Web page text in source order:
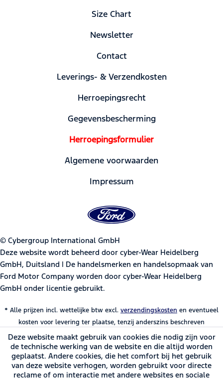
Size Chart
Newsletter
Contact
Leverings- & Verzendkosten
Herroepingsrecht
Gegevensbescherming
Herroepingsformulier
Algemene voorwaarden
Impressum
© Cybergroup International GmbH
Deze website wordt beheerd door cyber-Wear Heidelberg
GmbH, Duitsland | De handelsmerken en handelsopmaak van
Ford Motor Company worden door cyber-Wear Heidelberg
GmbH onder licentie gebruikt.
* Alle prijzen incl. wettelijke btw excl. verzendingskosten en eventueel
kosten voor levering ter plaatse, tenzij anderszins beschreven
Deze website maakt gebruik van cookies die nodig zijn voor
de technische werking van de website en die altijd worden
geplaatst. Andere cookies, die het comfort bij het gebruik
van deze website verhogen, worden gebruikt voor directe
reclame of om interactie met andere websites en sociale